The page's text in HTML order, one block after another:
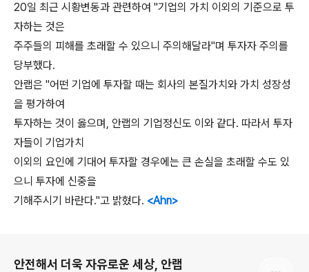
20일 최근 시황변동과 관련하여 "기업의 가치 이외의 기준으로 투
자하는 것은
주주들의 피해를 초래할 수 있으니 주의해달라"며 투자자 주의를
당부했다.
안랩은 "어떤 기업에 투자할 때는 회사의 본질가치와 가치 성장성
을 평가하여
투자하는 것이 옳으며, 안랩의 기업정신도 이와 같다. 따라서 투자
자들이 기업가치
이외의 요인에 기대어 투자할 경우에는 큰 손실을 초래할 수도 있
으니 투자에 신중을
기해주시기 바란다."고 밝혔다. <Ahn>
안전해서 더욱 자유로운 세상, 안랩